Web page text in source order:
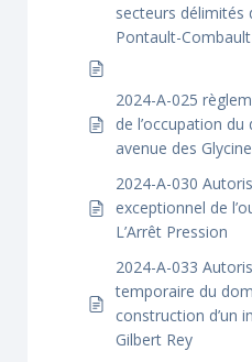
secteurs délimités
Pontault-Combault
2024-A-025
de l’occupation
avenue des
2024-A-030
exceptionnel de
L’Arrêt Pression
2024-A-033
temporaire du
construction d’un
Gilbert Rey